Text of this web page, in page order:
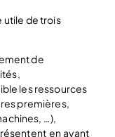
utile de trois
de
les ressources
premières,
…),
en ayant